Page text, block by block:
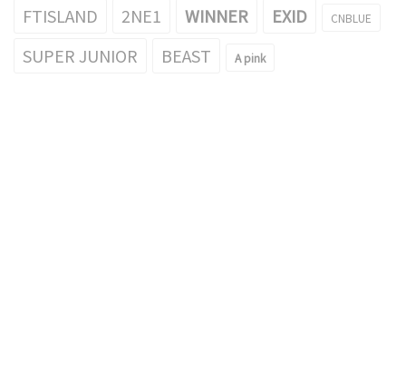
FTISLAND
2NE1 WINNER EXID CNBLUE
SUPER JUNIOR BEAST A pink